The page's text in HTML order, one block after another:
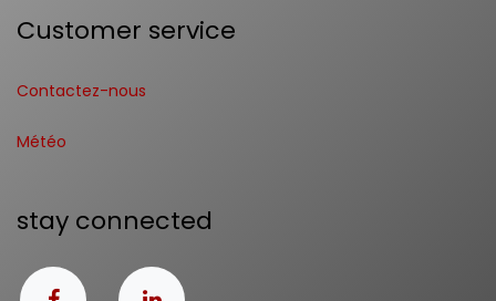
Customer service
Contactez-nous
Météo
stay connected